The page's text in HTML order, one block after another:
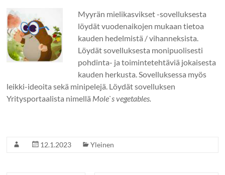
Myyrän mielikasvikset -sovelluksesta
löydät vuodenaikojen mukaan tietoa
kauden hedelmistä / vihanneksista.
Löydät sovelluksesta monipuolisesti
pohdinta- ja toimintetehtäviä jokaisesta
kauden herkusta. Sovelluksessa myös
leikki-ideoita sekä minipelejä. Löydät sovelluksen
Yritysportaalista nimellä Mole`s vegetables.
12.1.2023 Yleinen